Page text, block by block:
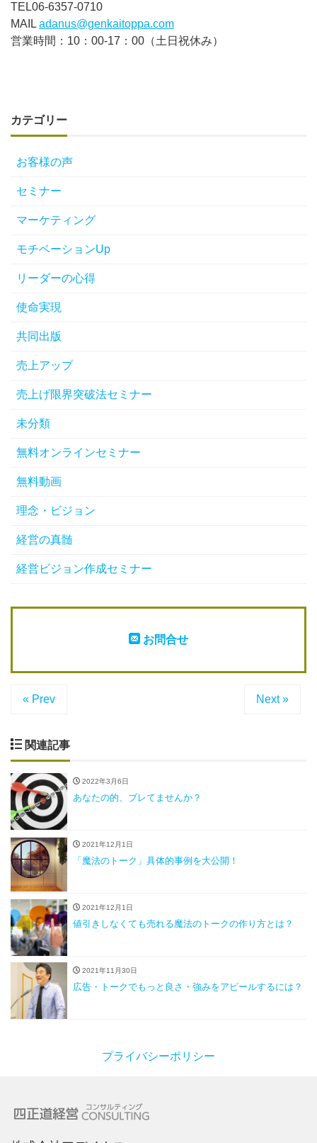
TEL06-6357-0710
MAILadanus@genkaitoppa.com
営業時間：10：00-17：00（土日祝休み）
カテゴリー
お客様の声
セミナー
マーケティング
モチベーションUp
リーダーの心得
使命実現
共同出版
売上アップ
売上げ限界突破法セミナー
未分類
無料オンラインセミナー
無料動画
理念・ビジョン
経営の真髄
経営ビジョン作成セミナー
お問合せ
« Prev Next »
関連記事
2022年3月6日
あなたの的、ブレてませんか？
2021年12月1日
「魔法のトーク」具体的事例を大公開！
2021年12月1日
値引きしなくても売れる魔法のトークの作り方とは？
2021年11月30日
広告・トークでもっと良さ・強みをアピールするには？
プライバシーポリシー